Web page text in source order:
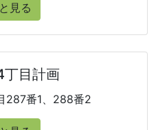
見る
丁目計画
287番1、288番2